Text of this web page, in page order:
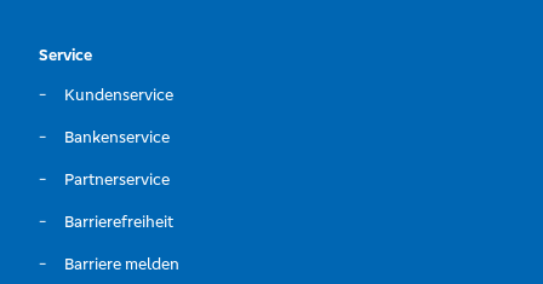
Service
Kundenservice
Bankenservice
Partnerservice
Barrierefreiheit
Barriere melden